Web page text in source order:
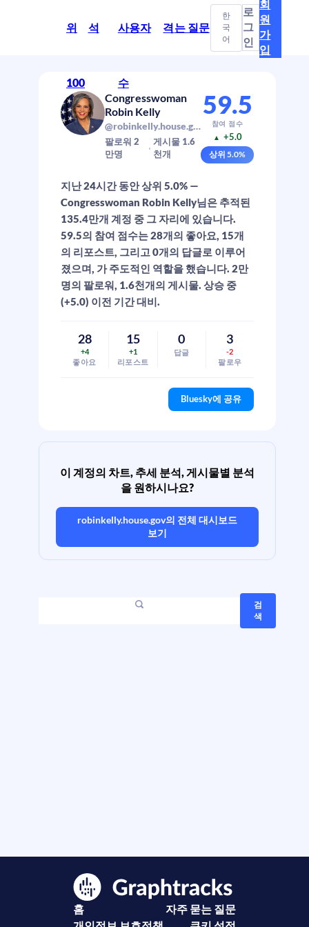
위
100
석 사용자
수
격는 질문
한
국
어
로
그
인
회
원
가
입
Congresswoman
Robin Kelly
@robinkelly.house.gov
팔로워 2
만명
게시물 1.6
천개
59.5
참여 점수
▲ +5.0
상위 5.0%
지난 24시간 동안 상위 5.0% —
Congresswoman Robin Kelly님은 추적된
135.4만개 계정 중 그 자리에 있습니다.
59.5의 참여 점수는 28개의 좋아요, 15개
의 리포스트, 그리고 0개의 답글로 이루어
졌으며, 가 주도적인 역할을 했습니다. 2만
명의 팔로워, 1.6천개의 게시물. 상승 중
(+5.0) 이전 기간 대비.
28
+4
좋아요
15
+1
리포스트
0
답글
3
-2
팔로우
Bluesky에 공유
이 계정의 차트, 추세 분석, 게시물별 분석
을 원하시나요?
robinkelly.house.gov의 전체 대시보드
보기
검
색
홈
자주 묻는 질문